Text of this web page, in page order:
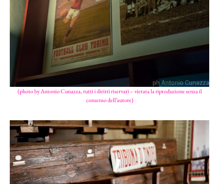
(photo by Antonio Cunazza, tutti i diritti riservati – vietata la riproduzione senza il
consenso dell’autore)